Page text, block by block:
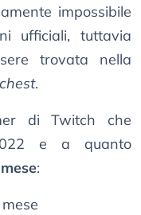
impossibile
ufficiali, tuttavia
trovata nella
.
di Twitch che
e a quanto
: